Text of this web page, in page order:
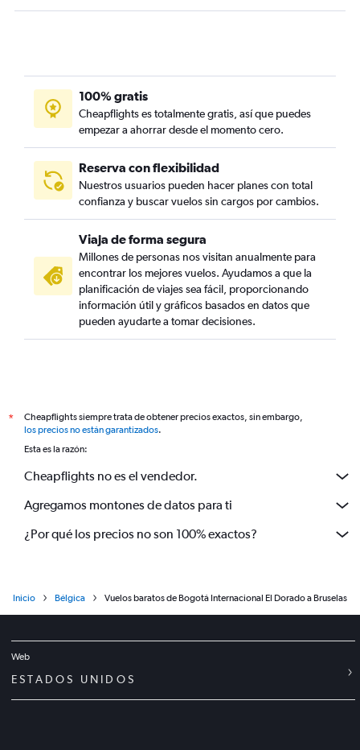
100% gratis
Cheapflights es totalmente gratis, así que puedes
empezar a ahorrar desde el momento cero.
Reserva con flexibilidad
Nuestros usuarios pueden hacer planes con total
confianza y buscar vuelos sin cargos por cambios.
Viaja de forma segura
Millones de personas nos visitan anualmente para
encontrar los mejores vuelos. Ayudamos a que la
planificación de viajes sea fácil, proporcionando
información útil y gráficos basados en datos que
pueden ayudarte a tomar decisiones.
*
Cheapflights siempre trata de obtener precios exactos, sin embargo,
los precios no están garantizados.
Esta es la razón:
Cheapflights no es el vendedor.
Agregamos montones de datos para ti
¿Por qué los precios no son 100% exactos?
Inicio Bélgica Vuelos baratos de Bogotá Internacional El Dorado a Bruselas
Web
ESTADOS UNIDOS